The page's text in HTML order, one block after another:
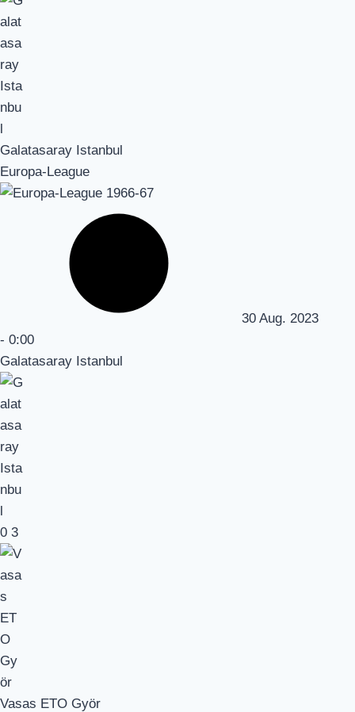
Galatasaray Istanbul
Europa-League
30 Aug. 2023
- 0:00
Galatasaray Istanbul
0 3
Vasas ETO Györ